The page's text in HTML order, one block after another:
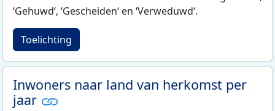
‘Gehuwd‘, ‘Gescheiden‘ en ‘Verweduwd‘.
Toelichting
Inwoners naar land van herkomst per
jaar